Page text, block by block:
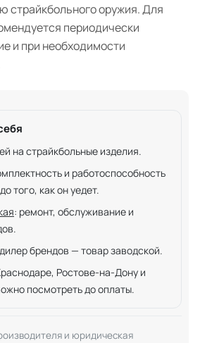
страйкбольного оружия. Для
периодически
и при необходимости
на страйкбольные изделия.
и работоспособность
того, как он уедет.
: ремонт, обслуживание и
брендов — товар заводской.
Ростове-на-Дону и
посмотреть до оплаты.
и юридическая